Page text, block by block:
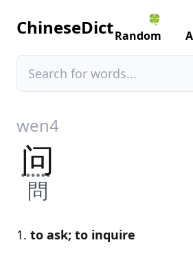
ChineseDict
🍀
Random
问
wen4
問
to ask; to inquire